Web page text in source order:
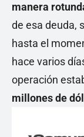
manera
de esa deuda,
hasta el
hace varios
operación
millones de